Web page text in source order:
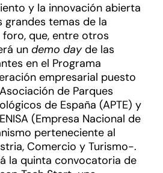
y la innovación abierta
temas de la
que, entre otros
un demo dayde las
en el Programa
empresarial puesto
de Parques
de España (APTE) y
(Empresa Nacional de
perteneciente al
Comercio y Turismo-.
la quinta convocatoria de